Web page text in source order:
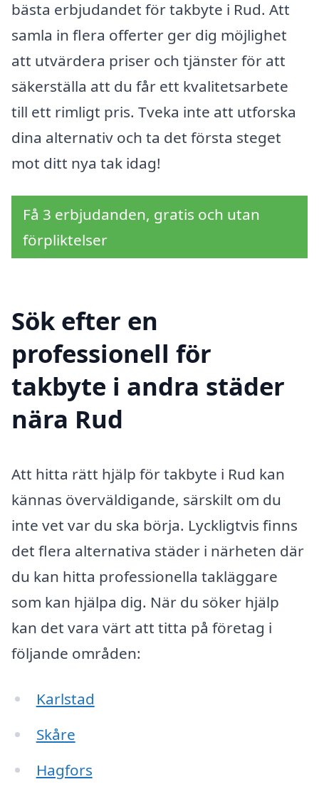
bästa erbjudandet för takbyte i Rud. Att
samla in flera offerter ger dig möjlighet
att utvärdera priser och tjänster för att
säkerställa att du får ett kvalitetsarbete
till ett rimligt pris. Tveka inte att utforska
dina alternativ och ta det första steget
mot ditt nya tak idag!
Få 3 erbjudanden, gratis och utan
förpliktelser
Sök efter en
professionell för
takbyte i andra städer
nära Rud
Att hitta rätt hjälp för takbyte i Rud kan
kännas överväldigande, särskilt om du
inte vet var du ska börja. Lyckligtvis finns
det flera alternativa städer i närheten där
du kan hitta professionella takläggare
som kan hjälpa dig. När du söker hjälp
kan det vara värt att titta på företag i
följande områden:
Karlstad
Skåre
Hagfors